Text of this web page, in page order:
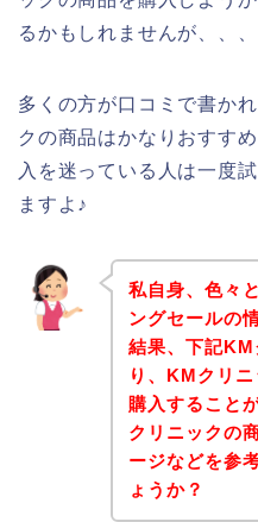
るかもしれませんが、、、
多くの方が口コミで書か
クの商品はかなりおすす
入を迷っている人は一度
ますよ♪
私自身、色々
ングセールの
結果、下記KM
り、KMクリ
購入すること
クリニックの
ージなどを参
ょうか？